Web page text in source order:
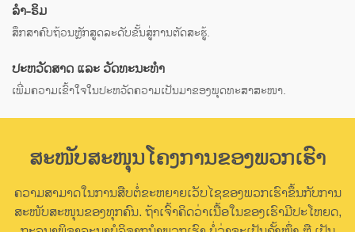
facebook
ລຳ-ຣິມ
ສຶກສາຄົບຖ້ວນຫຼັກສູດລະດັບຂັ້ນສູ່ການຕັດສະຮູ້.
ປະຫວັດສາດ ແລະ ວັດທະນະທຳ
ເພີ່ມຄວາມເຂົ້າໃຈໃນປະຫວັດຄວາມເປັນມາຂອງພຸດທະສາສະໜາ.
ສະໜັບສະໜຸນໂຄງການຂອງພວກເຮົາ
ຄວາມສາມາດໃນການສືບຕໍ່ຂະຫຍາຍເວັບໄຊຂອງພວກເຮົາຂຶ້ນກັບການ
ສະໜັບສະໜຸນຂອງທຸກຄົນ. ຖ້າເຈົ້າຄິດວ່າເນື້ອໃນຂອງເຮົາມີປະໂຫຍດ,